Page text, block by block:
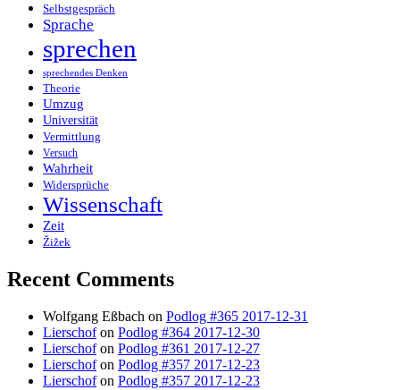
Selbstgespräch
Sprache
sprechen
sprechendes Denken
Theorie
Umzug
Universität
Vermittlung
Versuch
Wahrheit
Widersprüche
Wissenschaft
Zeit
Žižek
Recent Comments
Wolfgang Eßbach on Podlog #365 2017-12-31
Lierschofon Podlog #364 2017-12-30
Lierschofon Podlog #361 2017-12-27
Lierschofon Podlog #357 2017-12-23
Lierschofon Podlog #357 2017-12-23